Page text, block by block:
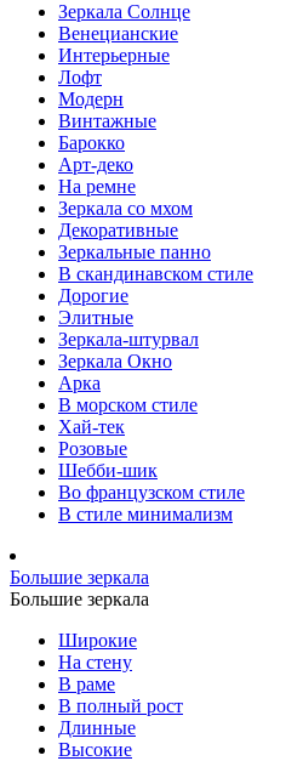
Зеркала Солнце
Венецианские
Интерьерные
Лофт
Модерн
Винтажные
Барокко
Арт-деко
На ремне
Зеркала со мхом
Декоративные
Зеркальные панно
В скандинавском стиле
Дорогие
Элитные
Зеркала-штурвал
Зеркала Окно
Арка
В морском стиле
Хай-тек
Розовые
Шебби-шик
Во французском стиле
В стиле минимализм
Большие зеркала
Большие зеркала
Широкие
На стену
В раме
В полный рост
Длинные
Высокие